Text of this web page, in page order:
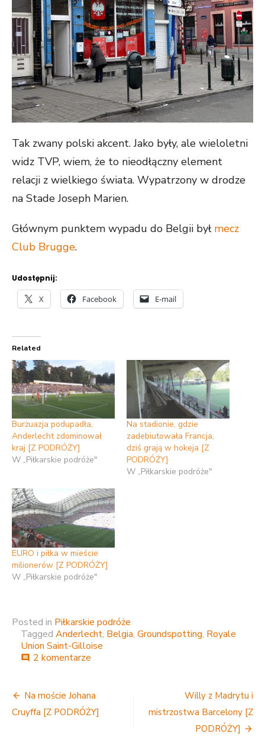
Tak zwany polski akcent. Jako były, ale wieloletni
widz TVP, wiem, że to nieodłączny element
relacji z wielkiego świata. Wypatrzony w drodze
na Stade Joseph Marien.
Głównym punktem wypadu do Belgii był mecz
Club Brugge.
Udostępnij:
X Facebook E-mail
Related
Burżuazja podupadła,
Anderlecht zdominował
kraj [Z PODRÓŻY]
W „Piłkarskie podróże"
Na stadionie, gdzie
zadebiutowała Francja,
dziś grają w hokeja [Z
PODRÓŻY]
W „Piłkarskie podróże"
EURO i piłka w mieście
milionerów [Z PODRÓŻY]
W „Piłkarskie podróże"
Posted in Piłkarskie podróże
Tagged Anderlecht, Belgia, Groundspotting, Royale
Union Saint-Gilloise
comment 2 komentarze
ćwierćfinale
zajęli
Nawigacja
wpisu
Na moście Johana
Cruyffa [Z PODRÓŻY]
Willy z Madrytu i
mistrzostwa Barcelony [Z
PODRÓŻY]